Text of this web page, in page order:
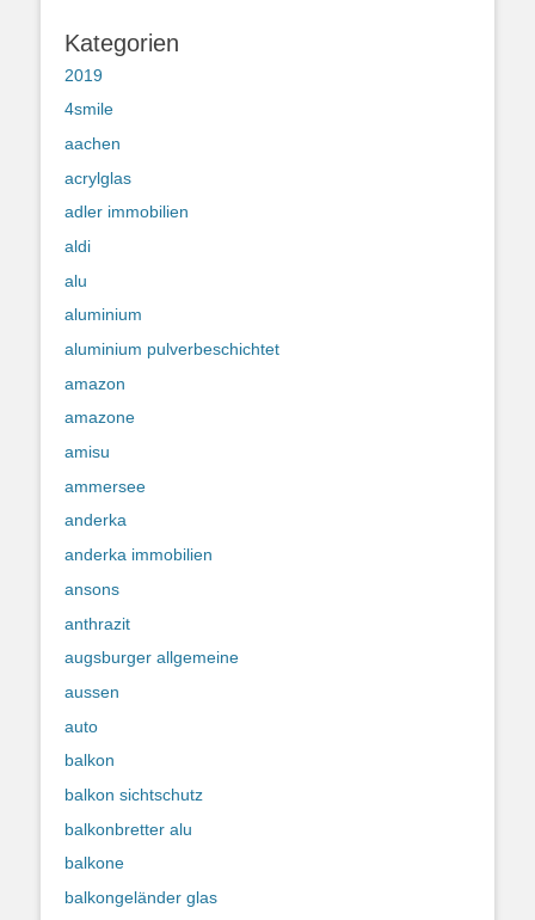
Kategorien
2019
4smile
aachen
acrylglas
adler immobilien
aldi
alu
aluminium
aluminium pulverbeschichtet
amazon
amazone
amisu
ammersee
anderka
anderka immobilien
ansons
anthrazit
augsburger allgemeine
aussen
auto
balkon
balkon sichtschutz
balkonbretter alu
balkone
balkongeländer glas